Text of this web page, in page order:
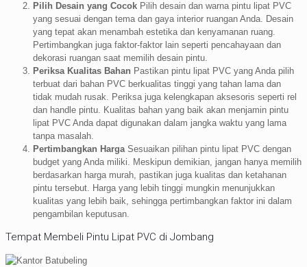
Pilih Desain yang Cocok Pilih desain dan warna pintu lipat PVC
yang sesuai dengan tema dan gaya interior ruangan Anda. Desain
yang tepat akan menambah estetika dan kenyamanan ruang.
Pertimbangkan juga faktor-faktor lain seperti pencahayaan dan
dekorasi ruangan saat memilih desain pintu.
Periksa Kualitas Bahan Pastikan pintu lipat PVC yang Anda pilih
terbuat dari bahan PVC berkualitas tinggi yang tahan lama dan
tidak mudah rusak. Periksa juga kelengkapan aksesoris seperti rel
dan handle pintu. Kualitas bahan yang baik akan menjamin pintu
lipat PVC Anda dapat digunakan dalam jangka waktu yang lama
tanpa masalah.
Pertimbangkan Harga Sesuaikan pilihan pintu lipat PVC dengan
budget yang Anda miliki. Meskipun demikian, jangan hanya memilih
berdasarkan harga murah, pastikan juga kualitas dan ketahanan
pintu tersebut. Harga yang lebih tinggi mungkin menunjukkan
kualitas yang lebih baik, sehingga pertimbangkan faktor ini dalam
pengambilan keputusan.
Tempat Membeli Pintu Lipat PVC di Jombang